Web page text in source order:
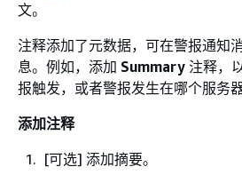
文。
注释添加了元数据，可在警报通知
息。例如，添加 Summary 注释，
报触发，或者警报发生在哪个服务器
添加注释
[可选] 添加摘要。